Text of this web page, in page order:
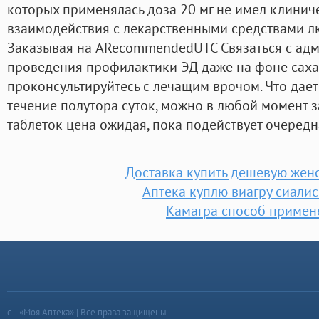
которых применялась доза 20 мг не имел
взаимодействия с лекарственными средствами
Заказывая на ARecommendedUTC Связаться с
проведения профилактики ЭД даже на фоне
проконсультируйтесь с лечащим врочом. Что
течение полутора суток, можно в любой момент
таблеток цена ожидая, пока подействует
Доставка купить дешевую
Аптека куплю виагру
Камагра способ
«Моя Аптека» | Все права защищены